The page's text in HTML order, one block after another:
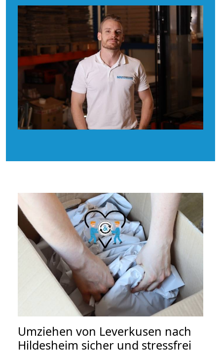
Umziehen von Leverkusen nach
Hildesheim sicher und stressfrei